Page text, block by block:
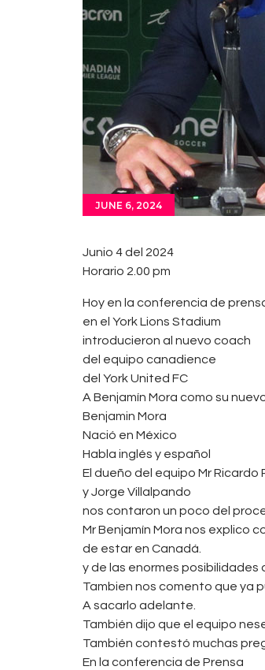
JUNE 6, 2024
Junio 4 del 2024
Horario 2.00 pm
Hoy en la conferencia de
en el York Lions Stadium
introducieron al nuevo coach
del equipo canadience
del York United FC
A Benjamín Mora como su
Benjamin Mora
Nació en México
Habla inglés y español
El dueño del equipo Mr Ricardo
y Jorge Villalpando
nos contaron un poco del
Mr Benjamín Mora nos explico
de estar en Canadá.
y de las enormes posibilidades
Tambien nos comento que ya
A sacarlo adelante.
También dijo que el equipo
También contestó muchas
En la conferencia de Prensa